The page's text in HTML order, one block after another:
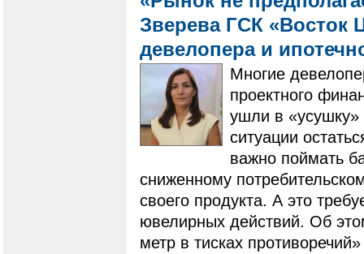
Зверева ГСК «Восток
девелопера и
Многие
проектного
ушли в «усушку»
ситуации
важно поймать
сниженному
своего продукта. А это
ювелирных действий. Об
метр в тисках